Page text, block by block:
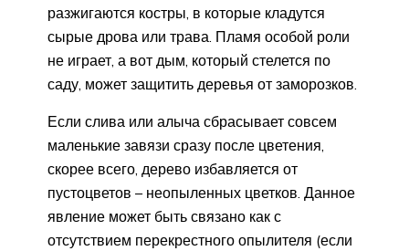
разжигаются костры, в которые кладутся
сырые дрова или трава. Пламя особой роли
не играет, а вот дым, который стелется по
саду, может защитить деревья от заморозков.
Если слива или алыча сбрасывает совсем
маленькие завязи сразу после цветения,
скорее всего, дерево избавляется от
пустоцветов – неопыленных цветков. Данное
явление может быть связано как с
отсутствием перекрестного опылителя (если